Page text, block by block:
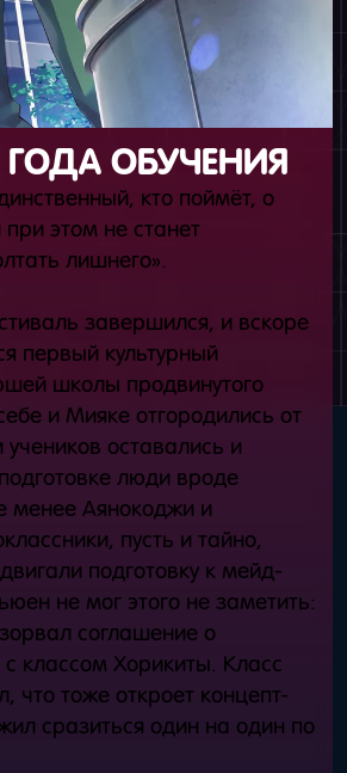
ГОДА ОБУЧЕНИЯ
кто поймёт, о
этом не станет
лишнего».
завершился, и вскоре
первый культурный
школы продвинутого
и Мияке отгородились от
оставались и
люди вроде
менее Аянокоджи и
пусть и тайно,
подготовку к мейд-
не мог этого не заметить:
соглашение о
с классом Хорикиты. Класс
что тоже откроет концепт-
сразиться один на один по